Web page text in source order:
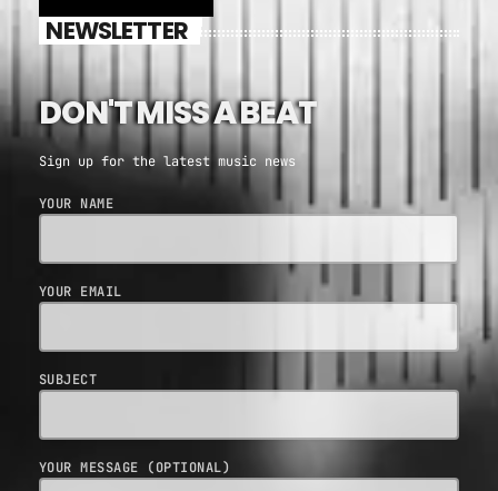
NEWSLETTER
DON'T MISS A BEAT
Sign up for the latest music news
YOUR NAME
YOUR EMAIL
SUBJECT
YOUR MESSAGE (OPTIONAL)